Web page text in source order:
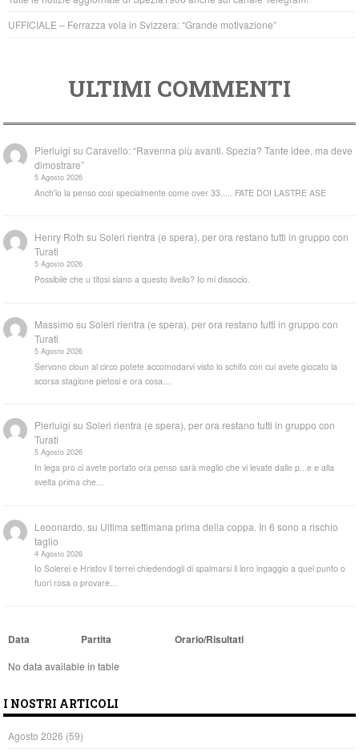
UFFICIALE – Ferrazza vola in Svizzera: “Grande motivazione”
ULTIMI COMMENTI
Pierluigi suCaravello: “Ravenna più avanti. Spezia? Tante idee, ma deve
dimostrare”
5 Agosto 2026
Anch'io la penso così specialmente come over 33..... FATE DOI LASTRE ASE
Henry Roth suSoleri rientra (e spera), per ora restano tutti in gruppo con
Turati
5 Agosto 2026
Possibile che u tifosi siano a questo livello? Io mi dissocio.
Massimo suSoleri rientra (e spera), per ora restano tutti in gruppo con
Turati
5 Agosto 2026
Servono cloun al circo potete accomodarvi visto lo schifo con cui avete giocato la
scorsa stagione pietosi e ora cosa…
Pierluigi suSoleri rientra (e spera), per ora restano tutti in gruppo con
Turati
5 Agosto 2026
In lega pro ci avete portato ora penso sarà meglio che vi levate dalle p...e e alla
svelta prima che…
Leoonardo. su Ultima settimana prima della coppa. In 6 sono a rischio
taglio
4 Agosto 2026
Io Solerei e Hristov li terrei chiedendogli di spalmarsi il loro ingaggio a quel punto o
fuori rosa o provare…
Data Partita Orario/Risultati
No data available in table
I NOSTRI ARTICOLI
Agosto 2026 (59)